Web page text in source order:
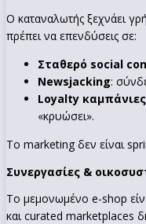
Ο καταναλωτής ξεχνάει
πρέπει να επενδύσεις σε:
Σταθερό social
Newsjacking:
Loyalty καμπάνιες
«κρυώσει».
Το marketing δεν είναι
Συνεργασίες &
Το μεμονωμένο e-shop
και curated marketplaces